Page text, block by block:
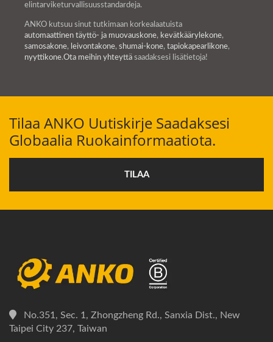
elintarviketurvallisuusstandardeja.
ANKO kutsuu sinut tutkimaan korkealaatuista
automaattinen täyttö- ja muovauskone, kevätkäärylekone,
samosakone, leivontakone, shumai-kone, tapiokapearlikone,
nyyttikone.Ota meihin yhteyttä saadaksesi lisätietoja!
Tilaa ANKO Uutiskirje Saadaksesi
Globaalia Ruokainformaatiota.
TILAA
No.351, Sec. 1, Zhongzheng Rd., Sanxia Dist., New
Taipei City 237, Taiwan